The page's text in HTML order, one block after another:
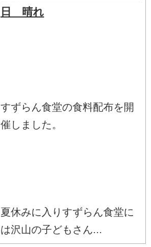
日 晴れ
すずらん食堂の食料配布を開
催しました。
夏休みに入りすずらん食堂に
は沢山の子どもさん...